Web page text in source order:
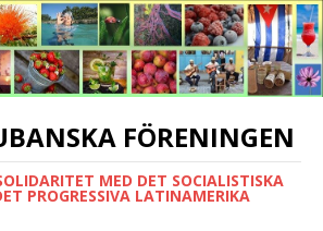
FÖRENINGEN
MED DET SOCIALISTISKA
PROGRESSIVA LATINAMERIKA